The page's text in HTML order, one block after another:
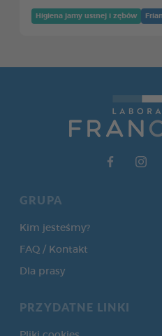
Higiena jamy ustnej i zębów
GRUPA
Kim jesteśmy?
FAQ / Kontakt
Dla prasy
PRZYDATNE LINKI